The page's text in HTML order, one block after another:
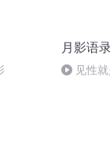
月影语
见性